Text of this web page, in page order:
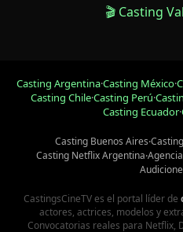
🎬 Casting
Casting Argentina·Casting México·
Casting Chile·Casting Perú·
Casting Ecuador·
Casting Buenos Aires·
Casting Netflix Argentina·
CastingsCineTV es el portal líder de
actores, actrices, modelos y
Convocatorias reales para Netflix,